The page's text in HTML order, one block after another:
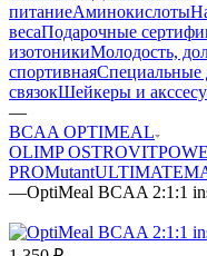
питаниеАминокислоты
весаПодарочные
изотоникиМолодость,
спортивнаяСпециальные
связокШейкеры и
—
BCAA OPTIMEAL
OLIMPOSTROVIT
PROMutantULTIMATE
—OptiMeal BCAA 2:1:1